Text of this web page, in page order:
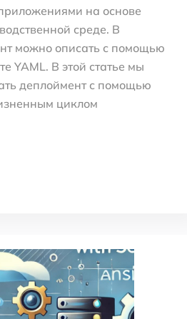
на основе
среде. В
можно описать с помощью
YAML. В этой статье мы
деплоймент с помощью
циклом